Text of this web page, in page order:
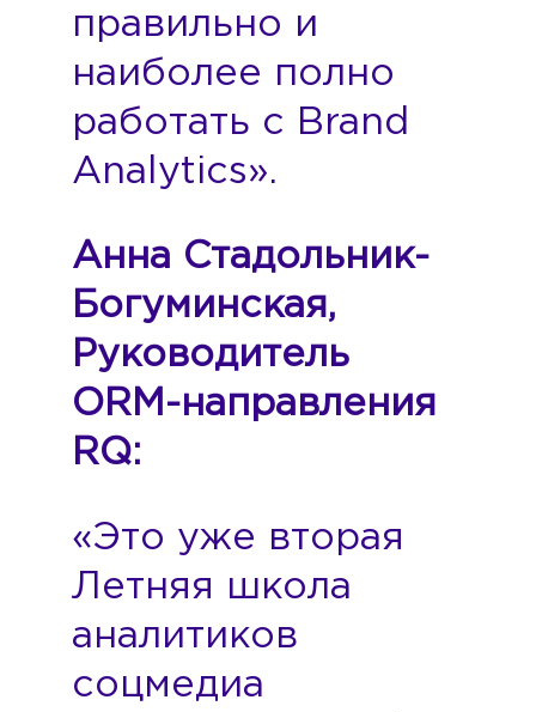
правильно и
наиболее полно
работать с Brand
Analytics».
Анна Стадольник-
Богуминская,
Руководитель
ORM-направления
RQ:
«Это уже вторая
Летняя школа
аналитиков
соцмедиа